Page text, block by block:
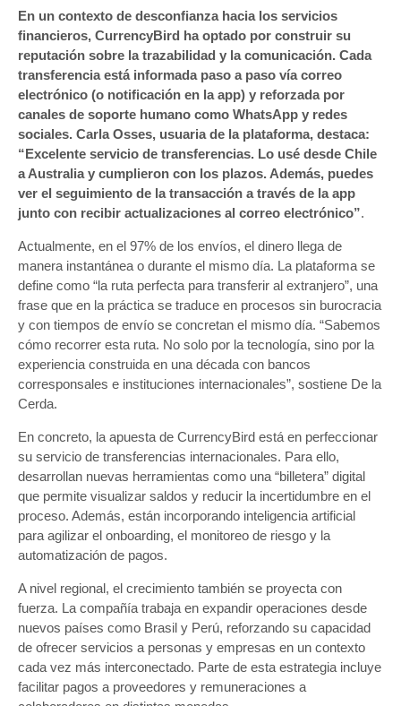
En un contexto de desconfianza hacia los servicios
financieros, CurrencyBird ha optado por construir su
reputación sobre la trazabilidad y la comunicación. Cada
transferencia está informada paso a paso vía correo
electrónico (o notificación en la app) y reforzada por
canales de soporte humano como WhatsApp y redes
sociales. Carla Osses, usuaria de la plataforma, destaca:
“Excelente servicio de transferencias. Lo usé desde Chile
a Australia y cumplieron con los plazos. Además, puedes
ver el seguimiento de la transacción a través de la app
junto con recibir actualizaciones al correo electrónico”.
Actualmente, en el 97% de los envíos, el dinero llega de
manera instantánea o durante el mismo día. La plataforma se
define como “la ruta perfecta para transferir al extranjero”, una
frase que en la práctica se traduce en procesos sin burocracia
y con tiempos de envío se concretan el mismo día. “Sabemos
cómo recorrer esta ruta. No solo por la tecnología, sino por la
experiencia construida en una década con bancos
corresponsales e instituciones internacionales”, sostiene De la
Cerda.
En concreto, la apuesta de CurrencyBird está en perfeccionar
su servicio de transferencias internacionales. Para ello,
desarrollan nuevas herramientas como una “billetera” digital
que permite visualizar saldos y reducir la incertidumbre en el
proceso. Además, están incorporando inteligencia artificial
para agilizar el onboarding, el monitoreo de riesgo y la
automatización de pagos.
A nivel regional, el crecimiento también se proyecta con
fuerza. La compañía trabaja en expandir operaciones desde
nuevos países como Brasil y Perú, reforzando su capacidad
de ofrecer servicios a personas y empresas en un contexto
cada vez más interconectado. Parte de esta estrategia incluye
facilitar pagos a proveedores y remuneraciones a